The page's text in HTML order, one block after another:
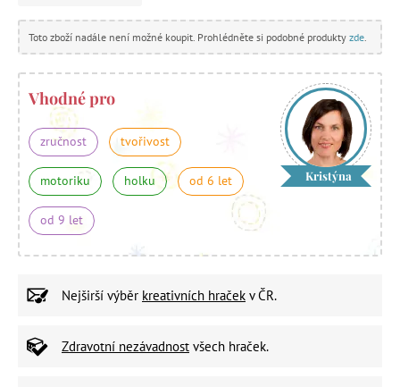
Toto zboží nadále není možné koupit. Prohlédněte si podobné produkty zde
Vhodné pro
zručnost tvořivost
motoriku holku od 6 let
od 9 let
Kristýna
Nejširší výběr kreativních hraček v ČR.
Zdravotní nezávadnost všech hraček.